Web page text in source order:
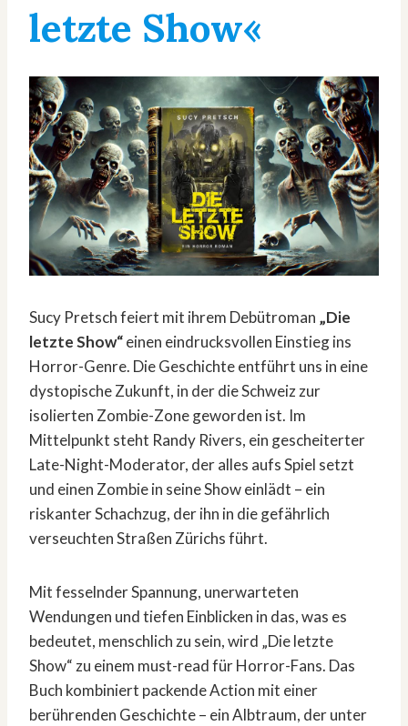
letzte Show«
Sucy Pretsch feiert mit ihrem Debütroman „Die
letzte Show“einen eindrucksvollen Einstieg ins
Horror-Genre. Die Geschichte entführt uns in eine
dystopische Zukunft, in der die Schweiz zur
isolierten Zombie-Zone geworden ist. Im
Mittelpunkt steht Randy Rivers, ein gescheiterter
Late-Night-Moderator, der alles aufs Spiel setzt
und einen Zombie in seine Show einlädt – ein
riskanter Schachzug, der ihn in die gefährlich
verseuchten Straßen Zürichs führt.
Mit fesselnder Spannung, unerwarteten
Wendungen und tiefen Einblicken in das, was es
bedeutet, menschlich zu sein, wird „Die letzte
Show“ zu einem must-read für Horror-Fans. Das
Buch kombiniert packende Action mit einer
berührenden Geschichte – ein Albtraum, der unter